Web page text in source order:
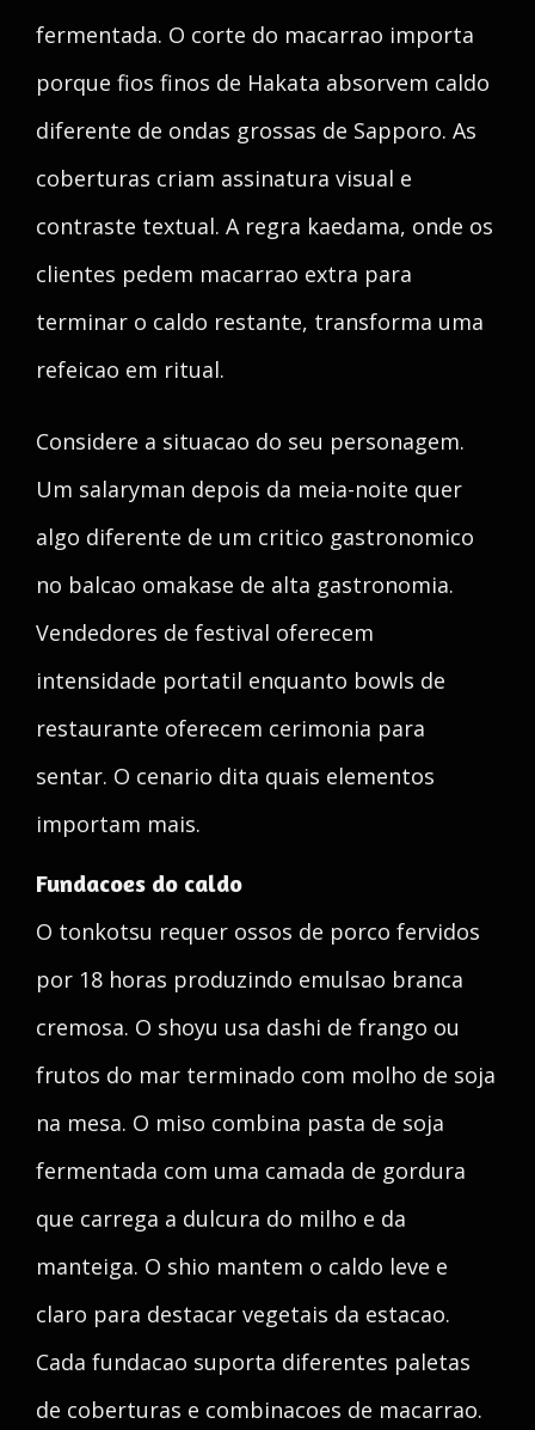
fermentada. O corte do macarrao importa
porque fios finos de Hakata absorvem caldo
diferente de ondas grossas de Sapporo. As
coberturas criam assinatura visual e
contraste textual. A regra kaedama, onde os
clientes pedem macarrao extra para
terminar o caldo restante, transforma uma
refeicao em ritual.
Considere a situacao do seu personagem.
Um salaryman depois da meia-noite quer
algo diferente de um critico gastronomico
no balcao omakase de alta gastronomia.
Vendedores de festival oferecem
intensidade portatil enquanto bowls de
restaurante oferecem cerimonia para
sentar. O cenario dita quais elementos
importam mais.
Fundacoes do caldo
O tonkotsu requer ossos de porco fervidos
por 18 horas produzindo emulsao branca
cremosa. O shoyu usa dashi de frango ou
frutos do mar terminado com molho de soja
na mesa. O miso combina pasta de soja
fermentada com uma camada de gordura
que carrega a dulcura do milho e da
manteiga. O shio mantem o caldo leve e
claro para destacar vegetais da estacao.
Cada fundacao suporta diferentes paletas
de coberturas e combinacoes de macarrao.